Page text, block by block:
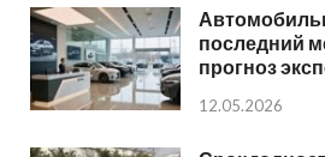
последний
прогноз
12.05.2026